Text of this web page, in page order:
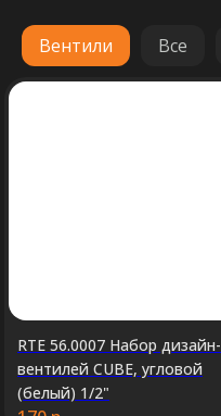
Вентили Все
RTE 56.0007 Набор дизайн-
вентилей CUBE, угловой
(белый) 1/2"